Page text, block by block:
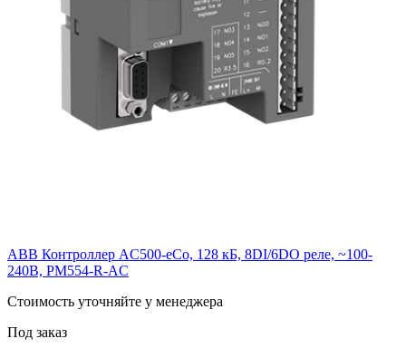
ABB Контроллер AC500-eCo, 128 кБ, 8DI/6DO реле, ~100-
240В, PM554-R-AC
Cтоимость уточняйте у менеджера
Под заказ